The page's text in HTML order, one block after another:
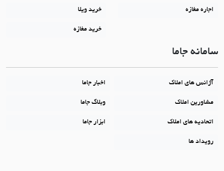
اجاره مغازه خرید ویلا
خرید مغازه
سامانه جاما
آژانس های املاک اخبار جاما
مشاورین املاک وبلاگ جاما
اتحادیه های املاک ابزار جاما
رویداد ها